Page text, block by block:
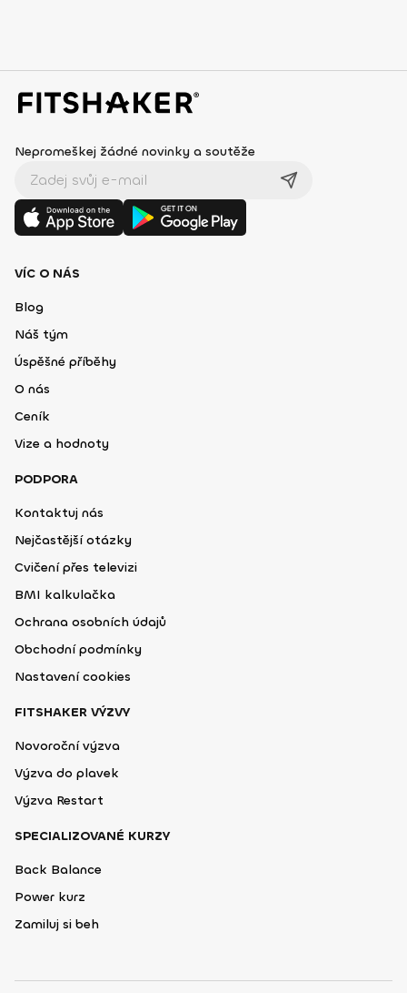
Nepromeškej žádné novinky a soutěže
VÍC O NÁS
Blog
Náš tým
Úspěšné příběhy
O nás
Ceník
Vize a hodnoty
PODPORA
Kontaktuj nás
Nejčastější otázky
Cvičení přes televizi
BMI kalkulačka
Ochrana osobních údajů
Obchodní podmínky
Nastavení cookies
FITSHAKER VÝZVY
Novoroční výzva
Výzva do plavek
Výzva Restart
SPECIALIZOVANÉ KURZY
Back Balance
Power kurz
Zamiluj si beh